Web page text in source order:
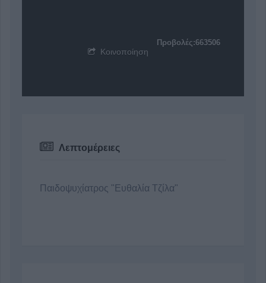
Προβολές:663506
Κοινοποίηση
Λεπτομέρειες
Παιδοψυχίατρος "Ευθαλία Τζίλα"